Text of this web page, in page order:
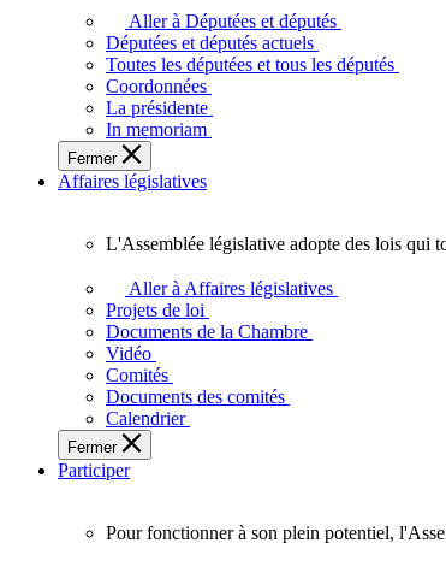
députées
députés
vous
représentent
sein
de
l'Assemblée
l'Ontario.
Aller à Députées et députés
Députées et députés actuels
Toutes les députées et tous les députés
Coordonnées
La présidente
In memoriam
Fermer
Affaires législatives
législative
adopte
touchent
vie
des
Ontariennes
Ontariens.
L'Assemblée législative adopte des lois qui
Aller à Affaires législatives
Projets de loi
Documents de la Chambre
Vidéo
Comités
Documents des comités
Calendrier
Fermer
Participer
Pour fonctionner à son plein potentiel,